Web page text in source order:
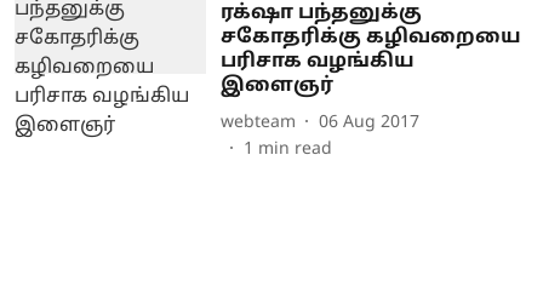
ரக்‌ஷா பந்தனுக்கு
சகோதரிக்கு கழிவறையை
பரிசாக வழங்கிய
இளைஞர்
webteam
06 Aug 2017
1 min read